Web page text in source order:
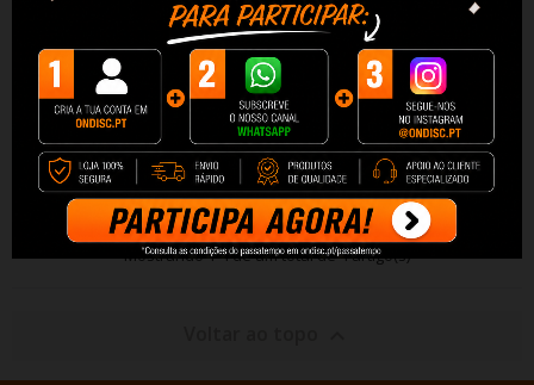
Robot Cozinha Mambo
Cooking Victoty
519,90 € 509,50 €
+ Adicionar
Robot Cozinha Mambo
Cooking Unique
612,40 €
+ Adicionar
Mostrando 1-4 de um total de 4 artigo(s)